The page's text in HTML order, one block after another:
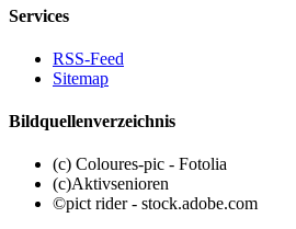
Services
RSS-Feed
Sitemap
Bildquellenverzeichnis
(c) Coloures-pic - Fotolia
(c)Aktivsenioren
©pict rider - stock.adobe.com